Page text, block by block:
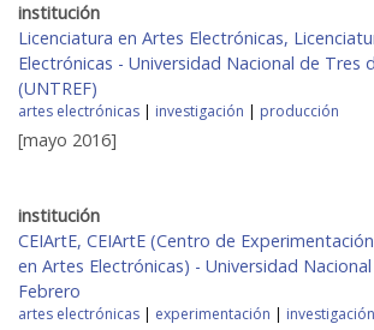
institución
Licenciatura en Artes Electrónicas,
Electrónicas - Universidad Nacional de Tres
(UNTREF)
artes electrónicas | investigación | producción
[mayo 2016]
institución
CEIArtE, CEIArtE (Centro de
en Artes Electrónicas) - Universidad
Febrero
artes electrónicas | experimentación | investigación